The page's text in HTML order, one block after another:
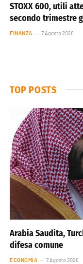
STOXX 600, utili
secondo trimestre
FINANZA 7 Agosto 2026
TOP POSTS
Arabia Saudita,
difesa comune
ECONOMIA 7 Agosto 2026